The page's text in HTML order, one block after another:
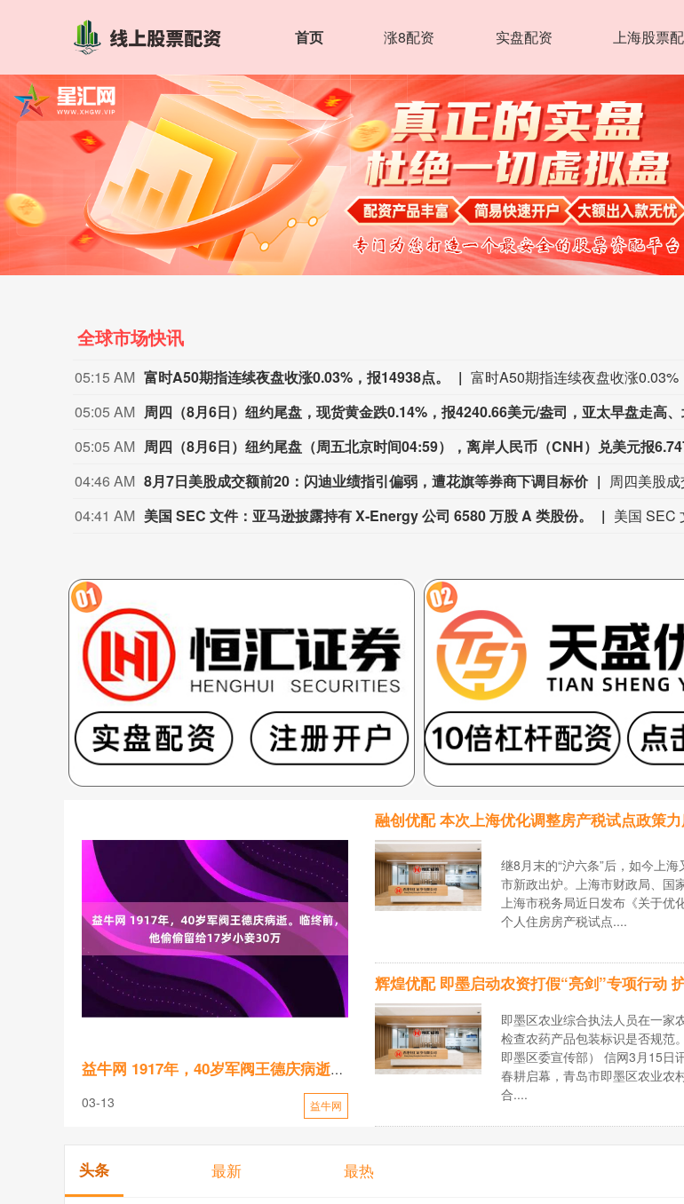
首页 涨8配资 实盘配资 上海股票
全球市场快讯
05:15 AM 富时A50期指连续夜盘收涨0.03%，报14938点。
05:05 AM
05:05 AM
04:46 AM 8月7日美股成交额前20：闪迪业绩指引偏弱，遭花旗等券商下调目标价
04:41 AM 美国 SEC 文件：亚马逊披露持有 X‑Energy 公司 6580 万股 A 类股份。
益牛网 1917年，40岁军阀王德庆病逝。临终前，他偷偷留给17岁小妾30万
03-13
益牛网
继8月末的“沪六条”后，如今上海
市新政出炉。上海市财政局、国
上海市税务局近日发布《关于优
个人住房房产税试点....
即墨区农业综合执法人员在一家
检查农药产品包装标识是否规范
即墨区委宣传部） 信网3月15日
春耕启幕，青岛市即墨区农业农
合....
头条 最新 最热